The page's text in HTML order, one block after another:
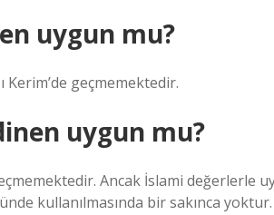
uygun mu?
Kerim’de geçmemektedir.
uygun mu?
Ancak İslami değerlerle
kullanılmasında bir sakınca yoktur.